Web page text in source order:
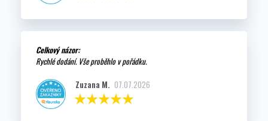
Celkový názor:
Rychlé dodání. Vše proběhlo v pořádku.
Zuzana M. 07.07.2026